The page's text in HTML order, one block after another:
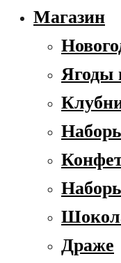
Магазин
Ягоды
Драже